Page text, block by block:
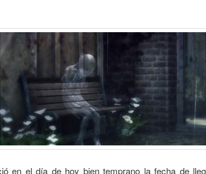
en el día de hoy bien temprano la fecha de